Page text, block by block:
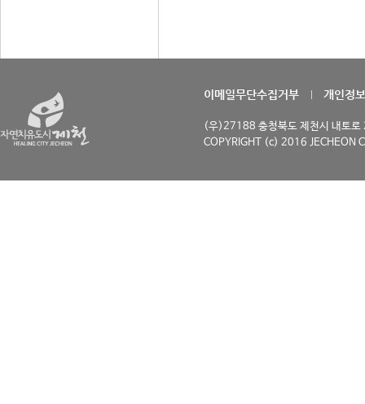
이메일무단수집거부 개인정
(우)27188 충청북도 제천시 내토
COPYRIGHT (c) 2016 JECHEON